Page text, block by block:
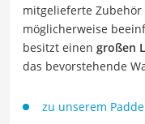
mitgelieferte
möglicherweise
besitzt einen großen
das bevorstehende
zu unserem